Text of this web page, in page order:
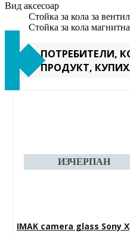
Вид аксесоар
Стойка за кола за
Стойка за кола магнитна
ПОТРЕБИТЕЛИ,
ПРОДУКТ,
IMAK camera glass Sony